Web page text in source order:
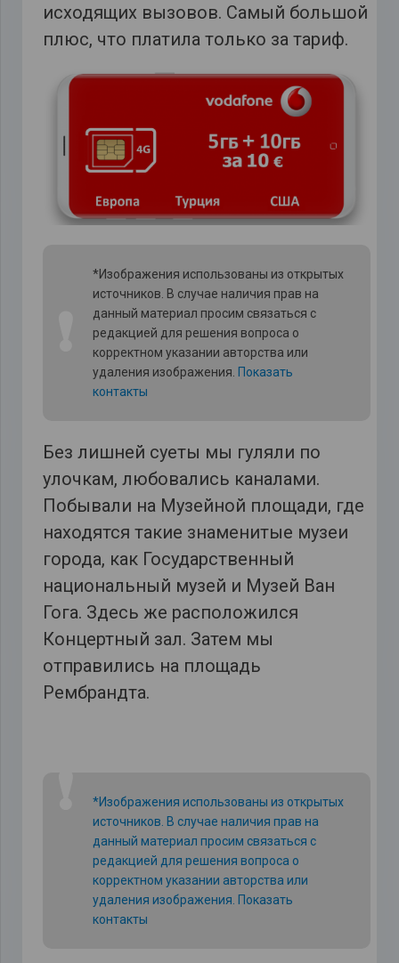
исходящих вызовов. Самый большой
плюс, что платила только за тариф.
*Изображения использованы из открытых
источников. В случае наличия прав на
данный материал просим связаться с
редакцией для решения вопроса о
корректном указании авторства или
удаления изображения. Показать
контакты
Без лишней суеты мы гуляли по
улочкам, любовались каналами.
Побывали на Музейной площади, где
находятся такие знаменитые музеи
города, как Государственный
национальный музей и Музей Ван
Гога. Здесь же расположился
Концертный зал. Затем мы
отправились на площадь
Рембрандта.
*Изображения использованы из открытых
источников. В случае наличия прав на
данный материал просим связаться с
редакцией для решения вопроса о
корректном указании авторства или
удаления изображения. Показать
контакты